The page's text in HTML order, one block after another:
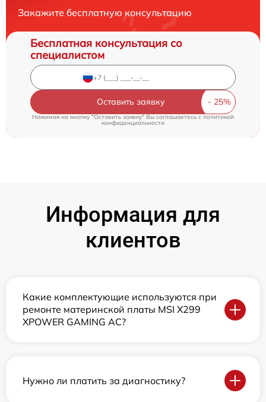
Закажите бесплатную консультацию
Бесплатная консультация со
специалистом
Оставить заявку
Нажимая на кнопку "Оставить заявку" Вы соглашаетесь cполитикой
конфиденциальности
Информация для
клиентов
Какие комплектующие используются при
ремонте материнской платы MSI X299
XPOWER GAMING AC?
Нужно ли платить за диагностику?